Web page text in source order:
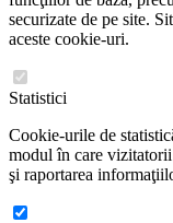
securizate de pe site.
aceste cookie-uri.
Statistici
Cookie-urile de
modul în care
şi raportarea